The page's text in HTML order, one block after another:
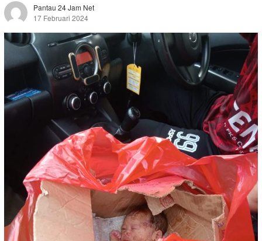
Pantau 24 Jam Net
17 Februari 2024